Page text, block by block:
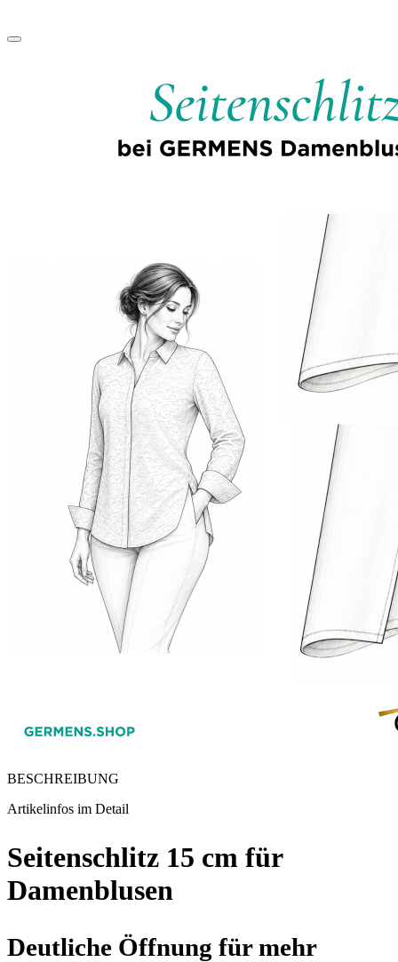
BESCHREIBUNG
Artikelinfos im Detail
Seitenschlitz 15 cm für
Damenblusen
Deutliche Öffnung für mehr